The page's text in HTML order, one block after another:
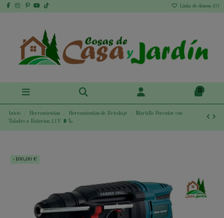
Lista de deseos (0 )
0
Inicio Herramientas Herramientas de Bricolaje
Martillo Percutor con
Taladro a Baterías 21V 🔋🦾
-100,00 €